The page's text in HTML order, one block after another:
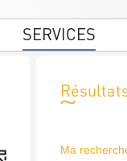
SERVICES
Ma